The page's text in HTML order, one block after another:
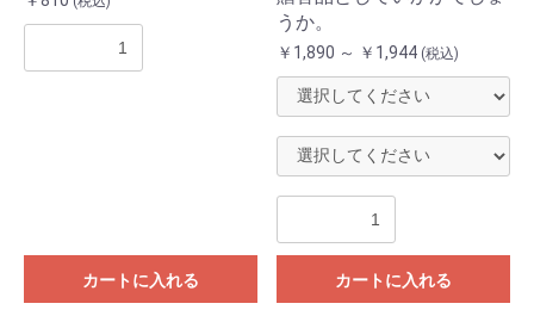
カートに入れる
うか。
￥1,890 ～ ￥1,944 (税込)
カートに入れる